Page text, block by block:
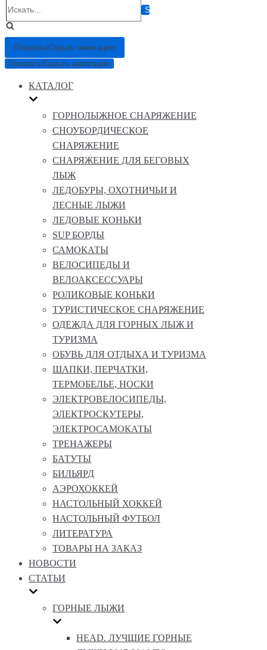
Показать/Скрыть навигацию
Показать/Скрыть навигацию
КАТАЛОГ
ГОРНОЛЫЖНОЕ СНАРЯЖЕНИЕ
СНОУБОРДИЧЕСКОЕ
СНАРЯЖЕНИЕ
СНАРЯЖЕНИЕ ДЛЯ БЕГОВЫХ
ЛЫЖ
ЛЕДОБУРЫ, ОХОТНИЧЬИ И
ЛЕСНЫЕ ЛЫЖИ
ЛЕДОВЫЕ КОНЬКИ
SUP БОРДЫ
САМОКАТЫ
ВЕЛОСИПЕДЫ И
ВЕЛОАКСЕССУАРЫ
РОЛИКОВЫЕ КОНЬКИ
ТУРИСТИЧЕСКОЕ СНАРЯЖЕНИЕ
ОДЕЖДА ДЛЯ ГОРНЫХ ЛЫЖ И
ТУРИЗМА
ОБУВЬ ДЛЯ ОТДЫХА И ТУРИЗМА
ШАПКИ, ПЕРЧАТКИ,
ТЕРМОБЕЛЬЕ, НОСКИ
ЭЛЕКТРОВЕЛОСИПЕДЫ,
ЭЛЕКТРОСКУТЕРЫ,
ЭЛЕКТРОСАМОКАТЫ
ТРЕНАЖЕРЫ
БАТУТЫ
БИЛЬЯРД
АЭРОХОККЕЙ
НАСТОЛЬНЫЙ ХОККЕЙ
НАСТОЛЬНЫЙ ФУТБОЛ
ЛИТЕРАТУРА
ТОВАРЫ НА ЗАКАЗ
НОВОСТИ
СТАТЬИ
ГОРНЫЕ ЛЫЖИ
HEAD. ЛУЧШИЕ ГОРНЫЕ